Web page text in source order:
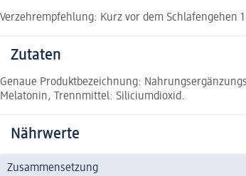
Verzehrempfehlung: Kurz vor dem Schlafengehen
Zutaten
Genaue Produktbezeichnung:
Melatonin, Trennmittel: Siliciumdioxid.
Nährwerte
Zusammensetzung